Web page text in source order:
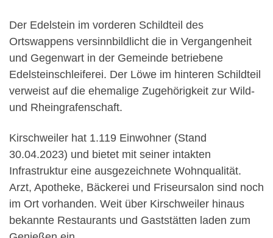
Der Edelstein im vorderen Schildteil des
Ortswappens versinnbildlicht die in Vergangenheit
und Gegenwart in der Gemeinde betriebene
Edelsteinschleiferei. Der Löwe im hinteren Schildteil
verweist auf die ehemalige Zugehörigkeit zur Wild-
und Rheingrafenschaft.
Kirschweiler hat 1.119 Einwohner (Stand
30.04.2023) und bietet mit seiner intakten
Infrastruktur eine ausgezeichnete Wohnqualität.
Arzt, Apotheke, Bäckerei und Friseursalon sind noch
im Ort vorhanden. Weit über Kirschweiler hinaus
bekannte Restaurants und Gaststätten laden zum